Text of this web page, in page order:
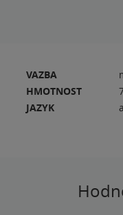
VAZBA
HMOTNOST
JAZYK